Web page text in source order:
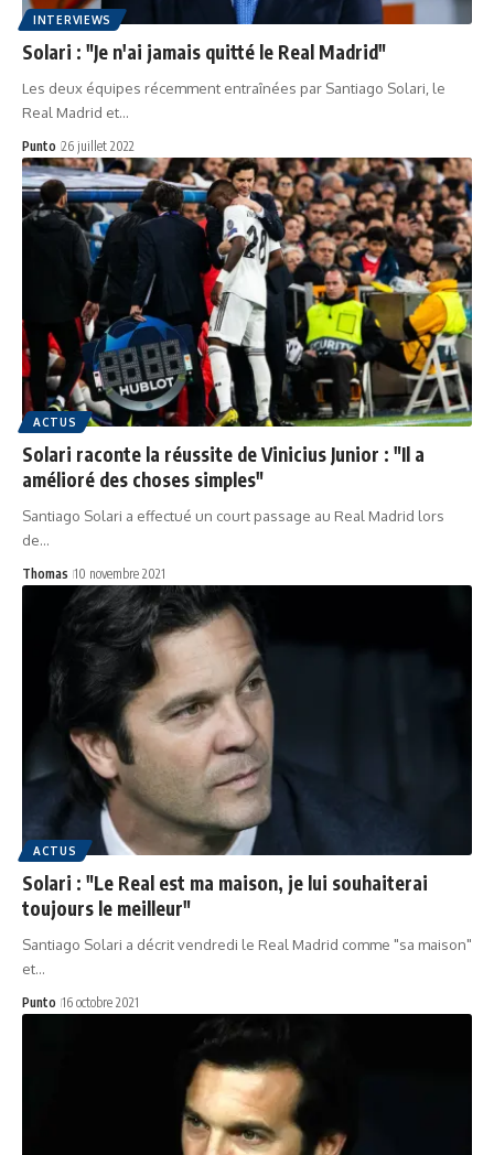
INTERVIEWS
Solari : "Je n'ai jamais quitté le Real Madrid"
Les deux équipes récemment entraînées par Santiago Solari, le
Real Madrid et…
Punto 26 juillet 2022
ACTUS
Solari raconte la réussite de Vinicius Junior : "Il a
amélioré des choses simples"
Santiago Solari a effectué un court passage au Real Madrid lors
de…
Thomas 10 novembre 2021
ACTUS
Solari : "Le Real est ma maison, je lui souhaiterai
toujours le meilleur"
Santiago Solari a décrit vendredi le Real Madrid comme "sa maison"
et…
Punto 16 octobre 2021